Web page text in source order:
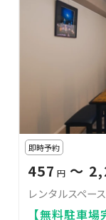
即時予約
457 円 〜
レンタルスペー
【無料駐車